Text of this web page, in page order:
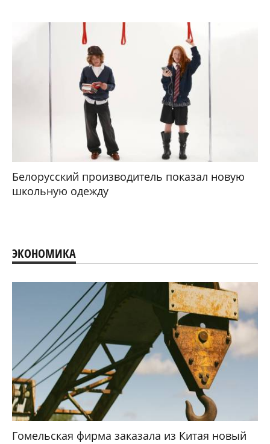
Белорусский производитель показал новую
школьную одежду
ЭКОНОМИКА
Гомельская фирма заказала из Китая новый